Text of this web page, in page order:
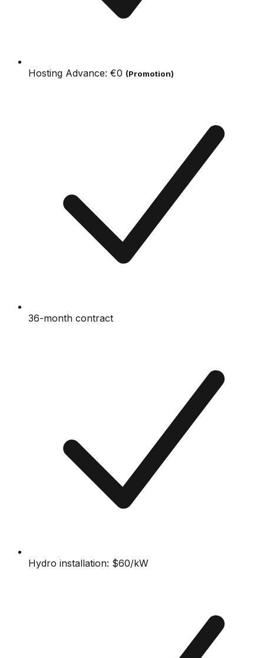
Hosting Advance: €0 (Promotion)
36-month contract
Hydro installation: $60/kW